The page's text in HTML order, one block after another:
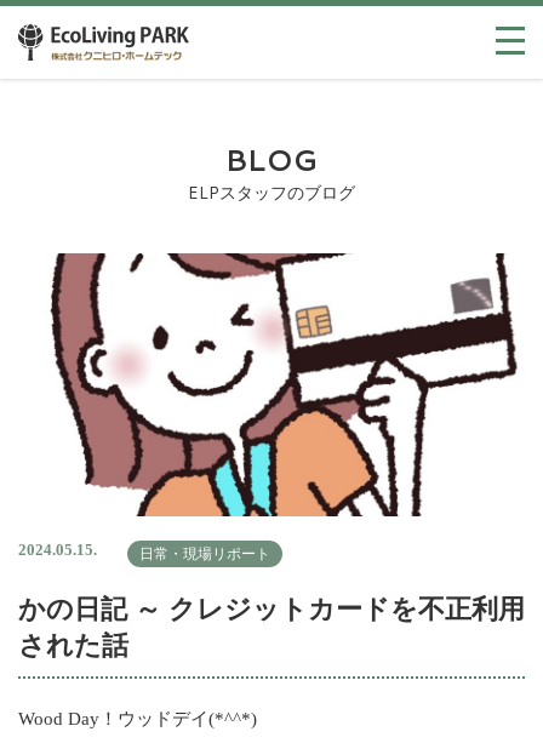
BLOG
ELPスタッフのブログ
2024.05.15. 日常・現場リポート
かの日記 ～ クレジットカードを不正利用
された話
Wood Day！ウッドデイ(*^^*)